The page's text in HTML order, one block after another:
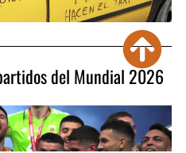
del Mundial 2026